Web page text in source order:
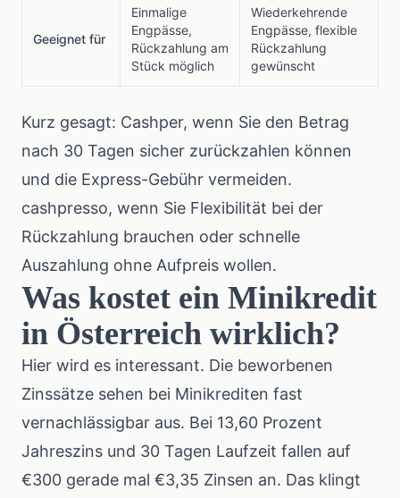
Geeignet für
Einmalige
Engpässe,
Rückzahlung am
Stück möglich
Wiederkehrende
Engpässe, flexible
Rückzahlung
gewünscht
Kurz gesagt: Cashper, wenn Sie den Betrag
nach 30 Tagen sicher zurückzahlen können
und die Express-Gebühr vermeiden.
cashpresso, wenn Sie Flexibilität bei der
Rückzahlung brauchen oder schnelle
Auszahlung ohne Aufpreis wollen.
Was kostet ein Minikredit
in Österreich wirklich?
Hier wird es interessant. Die beworbenen
Zinssätze sehen bei Minikrediten fast
vernachlässigbar aus. Bei 13,60 Prozent
Jahreszins und 30 Tagen Laufzeit fallen auf
€300 gerade mal €3,35 Zinsen an. Das klingt